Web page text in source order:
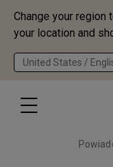
Change your region
your location and
United States /